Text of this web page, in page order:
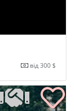
від 300 $